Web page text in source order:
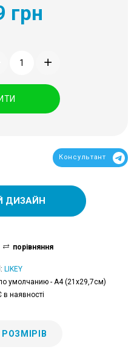
грн
Консультант
ДИЗАЙН
порівняння
LIKEY
умолчанию - А4 (21x29,7см)
в наявності